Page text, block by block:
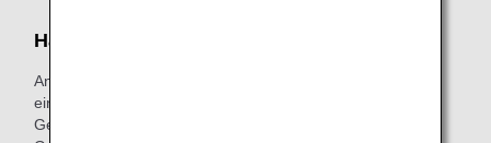
Handgepäck
Anzahl Gegenstände: Maximal 2 Gepäckstücke,
einschließlich persönlicher Gegenstände
Gewicht: Maximal 10 kg